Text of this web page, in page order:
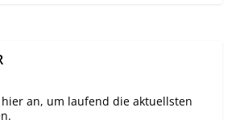
an, um laufend die aktuellsten